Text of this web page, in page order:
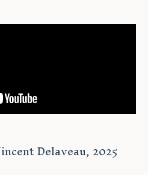
Delaveau, 2025